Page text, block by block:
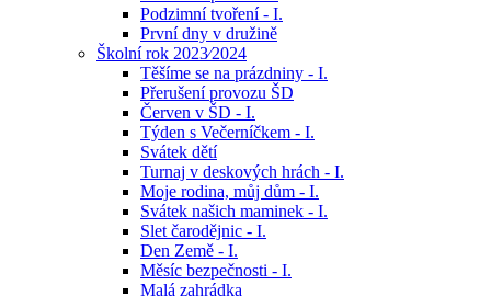
Podzimní tvoření - I.
První dny v družině
Školní rok 2023⁄2024
Těšíme se na prázdniny - I.
Přerušení provozu ŠD
Červen v ŠD - I.
Týden s Večerníčkem - I.
Svátek dětí
Turnaj v deskových hrách - I.
Moje rodina, můj dům - I.
Svátek našich maminek - I.
Slet čarodějnic - I.
Den Země - I.
Měsíc bezpečnosti - I.
Malá zahrádka